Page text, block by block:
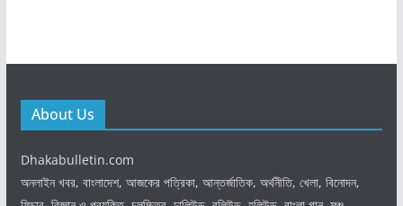
About Us
Dhakabulletin.com
অনলাইন খবর, বাংলাদেশ, আজকের পত্রিকা, আন্তর্জাতিক, অর্থনীতি, খেলা, বিনোদন,